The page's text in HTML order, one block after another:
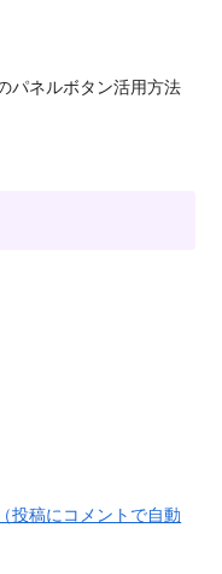
パネルボタン活用方法
投稿にコメントで自動